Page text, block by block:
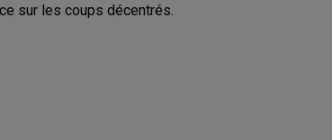
sur les coups décentrés.